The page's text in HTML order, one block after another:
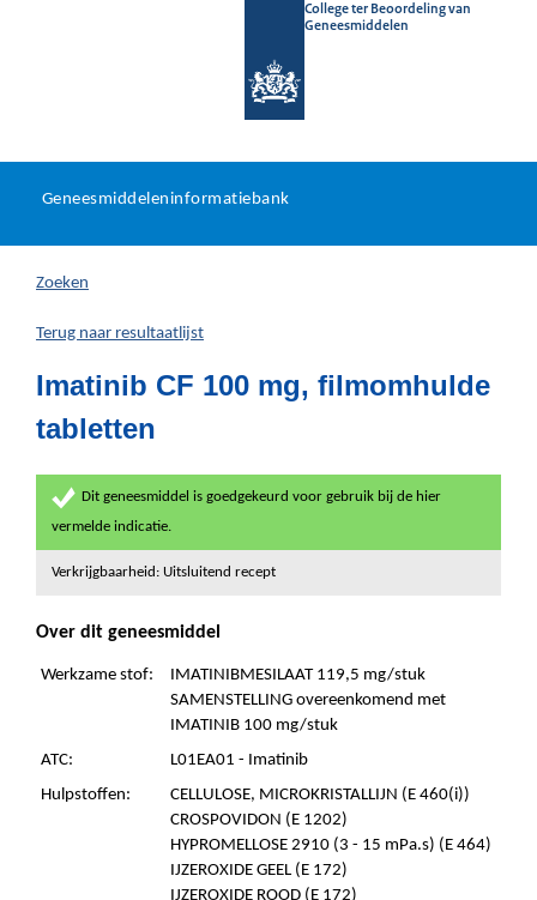
College ter Beoordeling van
Geneesmiddelen
U
hier:
Geneesmiddeleninformatiebank
Zoeken
Terug naar resultaatlijst
Imatinib CF 100 mg, filmomhulde
tabletten
Dit geneesmiddel is goedgekeurd voor gebruik bij de hier
vermelde indicatie.
Verkrijgbaarheid: Uitsluitend recept
Over dit geneesmiddel
Werkzame stof:
IMATINIBMESILAAT 119,5 mg/stuk
SAMENSTELLING overeenkomend met
IMATINIB 100 mg/stuk
ATC:
L01EA01 - Imatinib
Hulpstoffen:
CELLULOSE, MICROKRISTALLIJN (E 460(i))
CROSPOVIDON (E 1202)
HYPROMELLOSE 2910 (3 - 15 mPa.s) (E 464)
IJZEROXIDE GEEL (E 172)
IJZEROXIDE ROOD (E 172)